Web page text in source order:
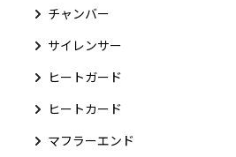
チャンバー
サイレンサー
ヒートガード
ヒートカード
マフラーエンド